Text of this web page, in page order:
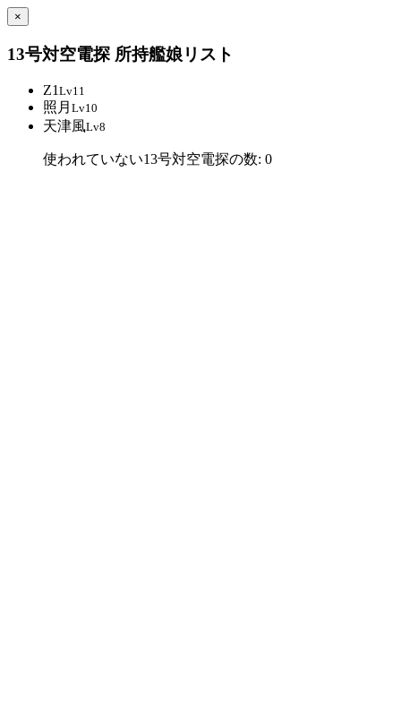
×
13号対空電探 所持艦娘リスト
Z1Lv11
照月 Lv10
天津風Lv8
使われていない13号対空電探の数: 0